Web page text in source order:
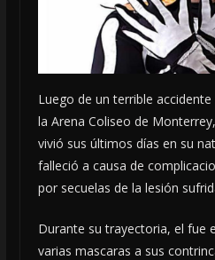
Luego de un terrible
la Arena Coliseo de
vivió sus últimos días en su
falleció a causa de
por secuelas de la lesión
Durante su trayectoria, el fue
varias mascaras a sus